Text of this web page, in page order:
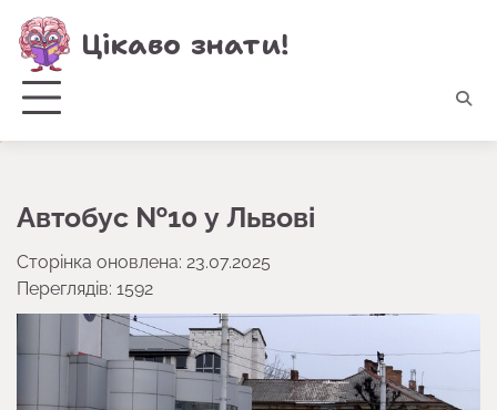
Перейти
до
вмісту
Цікаво знати!
Автобус №10 у Львові
Сторінка оновлена: 23.07.2025
Переглядів: 1592